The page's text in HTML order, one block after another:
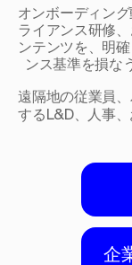
オンボーディン
ライアンス研修
ンテンツを、明
ンス基準を損な
遠隔地の従業員
するL&D、人事
企